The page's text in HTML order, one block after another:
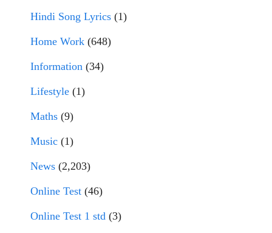
Hindi Song Lyrics (1)
Home Work (648)
Information (34)
Lifestyle (1)
Maths (9)
Music (1)
News (2,203)
Online Test (46)
Online Test 1 std (3)